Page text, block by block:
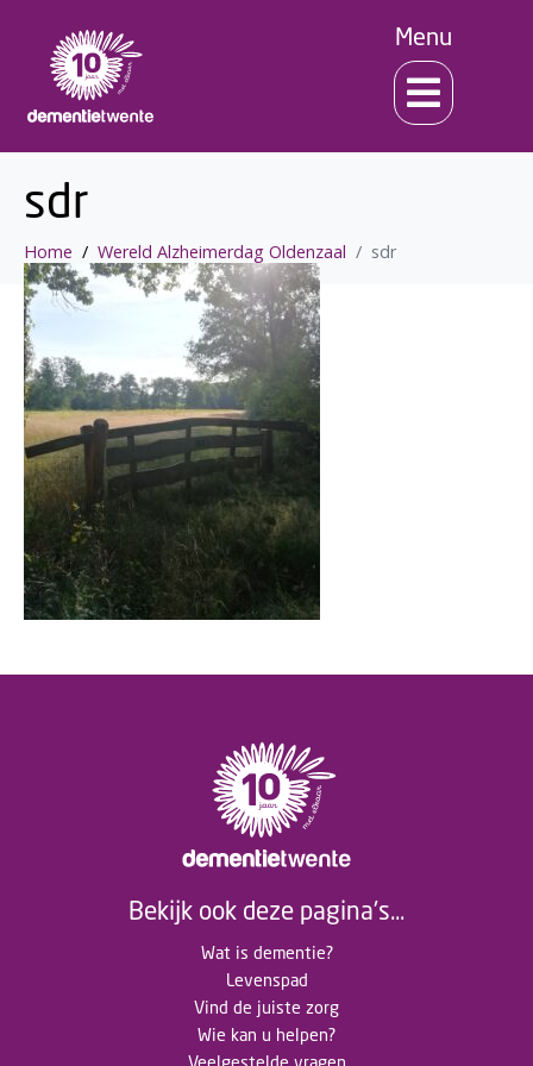
Menu
sdr
Home Wereld Alzheimerdag Oldenzaal sdr
Bekijk ook deze pagina's...
Wat is dementie?
Levenspad
Vind de juiste zorg
Wie kan u helpen?